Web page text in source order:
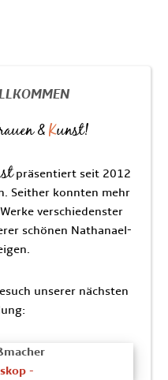
&Kunst!
präsentiert seit 2012
Seither konnten mehr
verschiedenster
schönen Nathanael-
unserer nächsten
-